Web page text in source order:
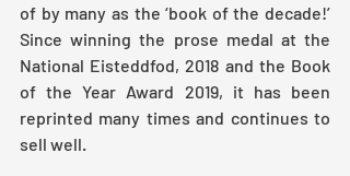
of by many as the ‘book of the decade!’
Since winning the prose medal at the
National Eisteddfod, 2018 and the Book
of the Year Award 2019, it has been
reprinted many times and continues to
sell well.